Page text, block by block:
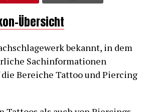
Übersicht
bekannt, in dem
Sachinformationen
Bereiche Tattoo und Piercing